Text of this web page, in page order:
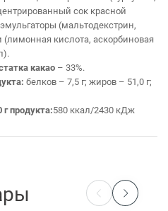
сок красной
(мальтодекстрин,
(лимонная кислота, аскорбиновая
какао – 33%.
белков – 7,5 г; жиров – 51,0 г;
г продукта:580 ккал/2430 кДж